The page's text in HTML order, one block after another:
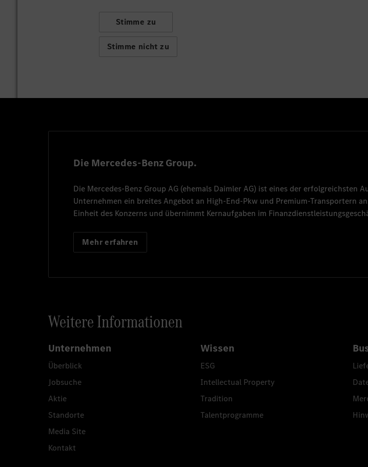
Stimme zu
Stimme nicht zu
Die Mercedes-Benz Group.
Die Mercedes-Benz Group AG (ehemals Daimler AG) ist eines der erfolgreichsten
Unternehmen ein breites Angebot an High-End-Pkw und Premium-Transportern
Einheit des Konzerns und übernimmt Kernaufgaben im
Mehr erfahren
Weitere Informationen
Unternehmen
Überblick
Jobsuche
Aktie
Standorte
Media Site
Kontakt
Wissen
ESG
Intellectual Property
Tradition
Talentprogramme